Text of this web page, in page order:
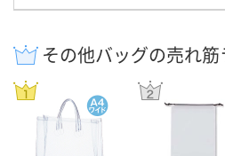
その他バッグの売れ